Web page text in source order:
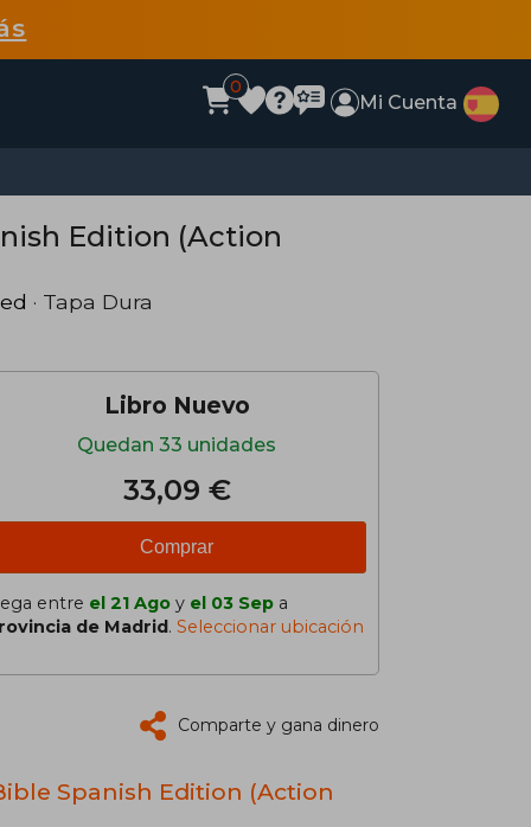
0
Mi Cuenta
Edition (Action
· Tapa Dura
Libro Nuevo
Quedan 33 unidades
33,09 €
Comprar
entre el 21 Ago y el 03 Sep a
de Madrid. Seleccionar ubicación
Comparte y gana dinero
Spanish Edition (Action